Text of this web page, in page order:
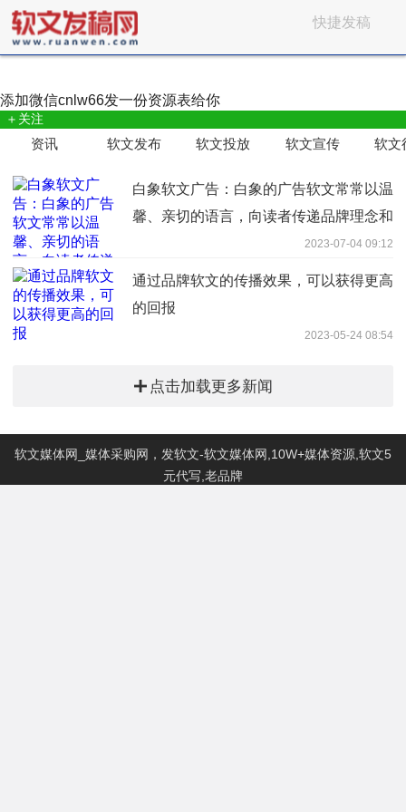
快捷发稿
添加微信cnlw66发一份资源表给你
＋关注
资讯 软文发布 软文投放 软文宣传 软文
白象软文广告：白象的广告软文常常以温
馨、亲切的语言，向读者传递品牌理念和
2023-07-04 09:12
通过品牌软文的传播效果，可以获得更高
的回报
2023-05-24 08:54
点击加载更多新闻
软文媒体网_媒体采购网，发软文-软文媒体网,10W+媒体资源,软文5
元代写,老品牌